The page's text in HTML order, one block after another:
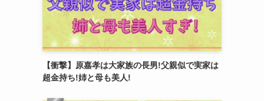
【衝撃】原嘉孝は大家族の長男!父親似で実家は
超金持ち!姉と母も美人!